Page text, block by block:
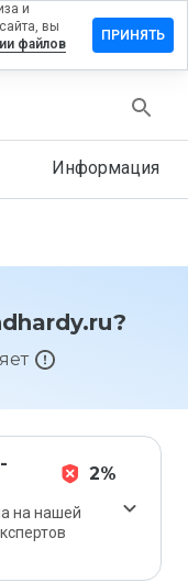
Информация
2%
на нашей
и
вы
файлов
ПРИНЯТЬ